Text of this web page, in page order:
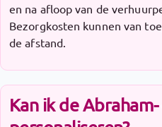
en na afloop van de
Bezorgkosten kunnen van
de afstand.
Kan ik de